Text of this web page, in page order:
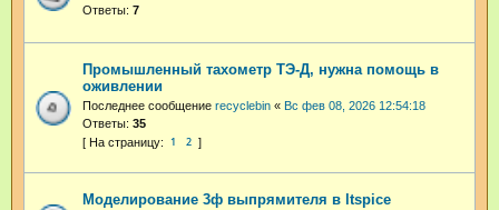
Ответы: 7
Промышленный тахометр ТЭ-Д, нужна помощь в
оживлении
Последнее сообщение recyclebin « Вс фев 08, 2026 12:54:18
Ответы: 35
1 2
Моделирование 3ф выпрямителя в ltspice